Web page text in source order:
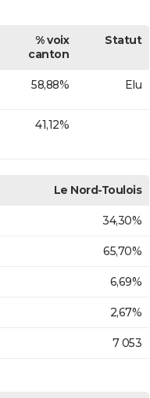
% voix
canton
Statut
58,88% Elu
41,12%
Le Nord-Toulois
34,30%
65,70%
6,69%
2,67%
7 053